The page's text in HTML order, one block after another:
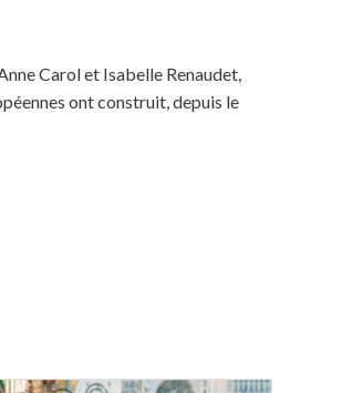
Carol et Isabelle Renaudet,
ont construit, depuis le